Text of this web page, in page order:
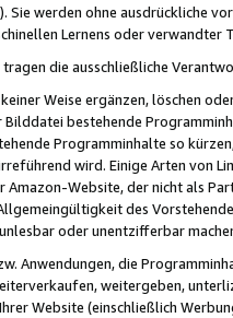
Sie werden ohne ausdrückliche
Lernens oder
tragen die ausschließliche
Weise ergänzen, löschen
bestehende
Programminhalte so
wird. Einige Arten von
Website, der nicht als
des
oder unentzifferbar
Anwendungen, die
weitergeben,
Website (einschließlich